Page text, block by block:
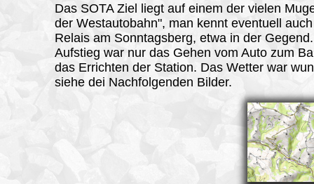
Das SOTA Ziel liegt auf einem der vielen
der Westautobahn", man kennt eventuell
Relais am Sonntagsberg, etwa in der Gegend.
Aufstieg war nur das Gehen vom Auto zum
das Errichten der Station. Das Wetter war
siehe dei Nachfolgenden Bilder.